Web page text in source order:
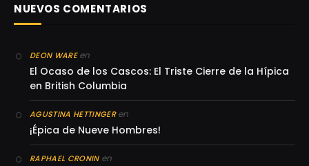
NUEVOS COMENTARIOS
DEON WAREen
El Ocaso de los Cascos: El Triste Cierre de la Hípica
en British Columbia
AGUSTINA HETTINGERen
¡Épica de Nueve Hombres!
RAPHAEL CRONINen